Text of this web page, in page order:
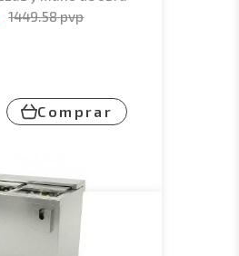
1449.58pvp
Comprar